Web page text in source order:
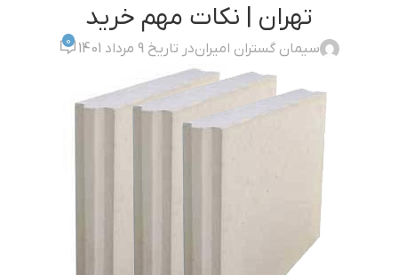
تهران | نکات مهم خرید
سیمان گستران امیراندر تاریخ 9 مرداد 1401 0